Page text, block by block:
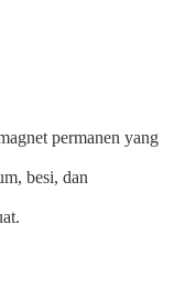
permanen yang
besi, dan